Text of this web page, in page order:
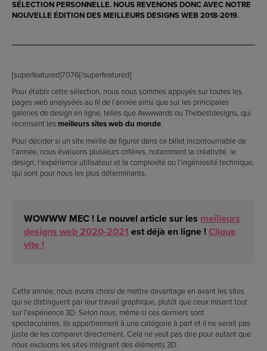
SÉLECTION PERSONNELLE. NOUS REVENONS DONC AVEC NOTRE
NOUVELLE ÉDITION DES MEILLEURS DESIGNS WEB 2018-2019.
[superfeatured]7076[/superfeatured]
Pour établir cette sélection, nous nous sommes appuyés sur toutes les
pages web analysées au fil de l’année ainsi que sur les principales
galeries de design en ligne, telles que Awwwards ou Thebestdesigns, qui
recensent les meilleurs sites web du monde.
Pour décider si un site mérite de figurer dans ce billet incontournable de
l’année, nous évaluons plusieurs critères, notamment la créativité, le
design, l’expérience utilisateur et la complexité ou l’ingéniosité technique,
qui sont pour nous les plus déterminants.
WOWWW MEC ! Le nouvel article sur les meilleurs
designs web 2020-2021 est déjà en ligne !Clique
vite !
Cette année, nous avons choisi de mettre davantage en avant les sites
qui se distinguent par leur travail graphique, plutôt que ceux misant tout
sur l’expérience 3D. Selon nous, même si ces derniers sont
spectaculaires, ils appartiennent à une catégorie à part et il ne serait pas
juste de les comparer directement. Cela ne veut pas dire pour autant que
nous excluons les sites intégrant des éléments 3D.